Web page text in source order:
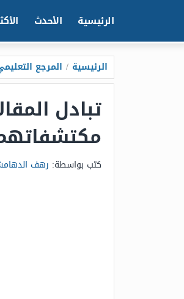
الرئيسية الأحدث
الرئيسية / المرجع
تبادل
كتب بواسطة: رهف